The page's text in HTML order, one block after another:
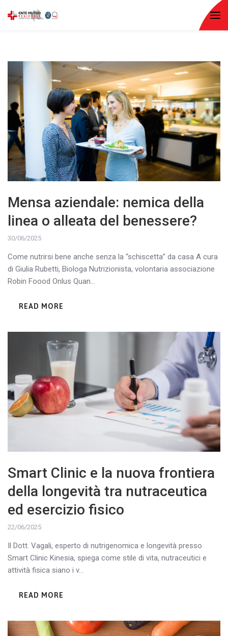
Mensa aziendale: nemica della
linea o alleata del benessere?
30/06/2025
Come nutrirsi bene anche senza la “schiscetta” da casa A cura
di Giulia Rubetti, Biologa Nutrizionista, volontaria associazione
Robin Foood Onlus Quan...
READ MORE
Smart Clinic e la nuova frontiera
della longevità tra nutraceutica
ed esercizio fisico
22/06/2025
Il Dott. Vagali, esperto di nutrigenomica e longevità presso
Smart Clinic Kinesia, spiega come stile di vita, nutraceutici e
attività fisica siano i v...
READ MORE